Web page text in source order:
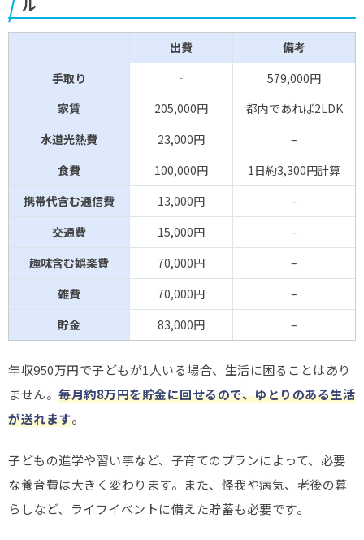
出費
備考
手取り
‐
579,000円
家賃
205,000円
都内であれば2LDK
水道光熱費
23,000円
–
食費
100,000円
1日約3,300円計算
携帯代含む通信費
13,000円
–
交通費
15,000円
–
趣味含む娯楽費
70,000円
–
雑費
70,000円
–
貯金
83,000円 –
年収950万円で子どもが1人いる場合、生活に困ることはあり
ません。 毎月約8万円を貯金に回せるので、ゆとりのある生活
が送れます。
子どもの進学や習い事など、子育てのプランによって、必要
な養育費は大きく変わります。また、怪我や病気、老後の暮
らしなど、ライフイベントに備えた貯蓄も必要です。